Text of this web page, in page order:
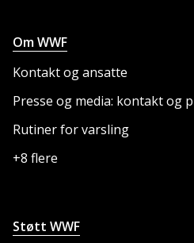
Om WWF
Kontakt og ansatte
Presse og media: kontakt og
Rutiner for varsling
+8 flere
Støtt WWF